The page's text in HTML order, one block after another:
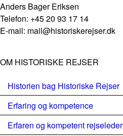
Anders Bager Eriksen
Telefon: +45 20 93 17 14
E-mail: mail@historiskerejser.dk
OM HISTORISKE REJSER
Historien bag Historiske Rejser
Erfaring og kompetence
Erfaren og kompetent rejseleder